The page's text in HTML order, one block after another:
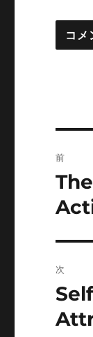
稿
ナ
ゲ
ー
シ
前
前
の
投
稿:
次
次
の
投